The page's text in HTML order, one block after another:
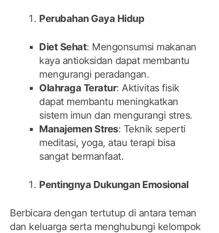
Perubahan Gaya Hidup
Diet Sehat: Mengonsumsi makanan
kaya antioksidan dapat membantu
mengurangi peradangan.
Olahraga Teratur: Aktivitas fisik
dapat membantu meningkatkan
sistem imun dan mengurangi stres.
Manajemen Stres: Teknik seperti
meditasi, yoga, atau terapi bisa
sangat bermanfaat.
Pentingnya Dukungan Emosional
Berbicara dengan tertutup di antara teman
dan keluarga serta menghubungi kelompok